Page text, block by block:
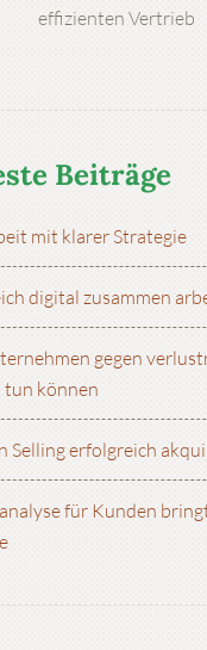
effizienten Vertrieb
Beiträge
mit klarer Strategie
digital zusammen
gegen
tun können
Selling erfolgreich
für Kunden